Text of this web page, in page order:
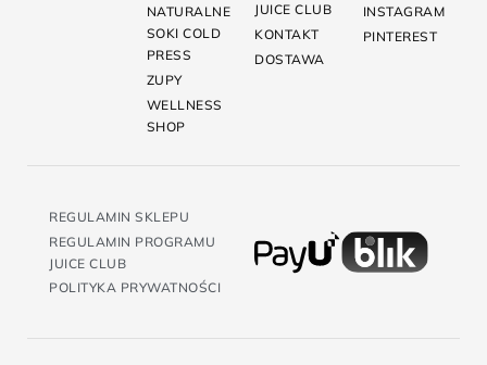
NATURALNE
SOKI COLD
PRESS
ZUPY
WELLNESS
SHOP
JUICE CLUB
KONTAKT
DOSTAWA
INSTAGRAM
PINTEREST
REGULAMIN SKLEPU
REGULAMIN PROGRAMU
JUICE CLUB
POLITYKA PRYWATNOŚCI